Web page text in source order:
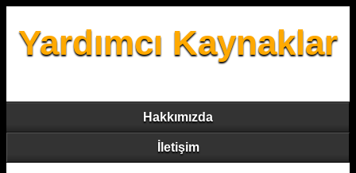
Yardımcı Kaynaklar
Hakkımızda
İletişim